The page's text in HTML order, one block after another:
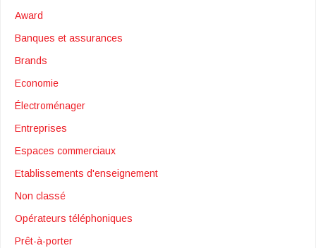
Award
Banques et assurances
Brands
Economie
Électroménager
Entreprises
Espaces commerciaux
Etablissements d'enseignement
Non classé
Opérateurs téléphoniques
Prêt-à-porter